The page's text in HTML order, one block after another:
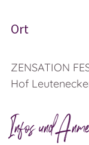
Ort
ZENSATION
Hof
Infos und